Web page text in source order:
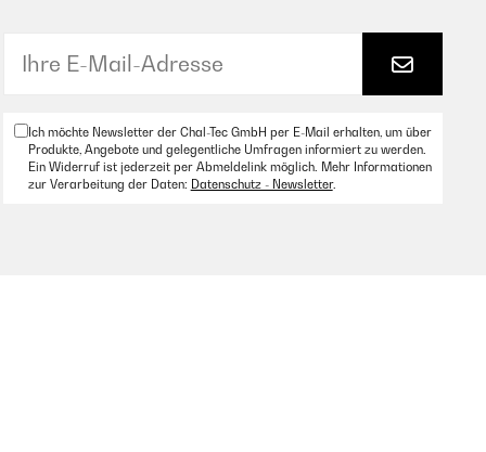
Ich möchte Newsletter der Chal-Tec GmbH per E-Mail erhalten, um über
Produkte, Angebote und gelegentliche Umfragen informiert zu werden.
Ein Widerruf ist jederzeit per Abmeldelink möglich. Mehr Informationen
zur Verarbeitung der Daten: Datenschutz - Newsletter.